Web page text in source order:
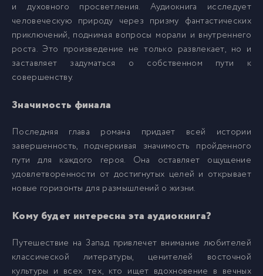
22 22-Глава 18
23 23-Глава 19
25
26 26-Глава 22
29 29-Глава 25
и духовного просветления. Аудиокнига исследует
человеческую природу через призму фантастических
приключений, поднимая вопросы морали и внутреннего
роста. Это произведение не только развлекает, но и
заставляет задуматься о собственном пути к
совершенству.
Значимость финала
Последняя глава романа придает всей истории
завершенность, подчеркивая значимость пройденного
пути для каждого героя. Она оставляет ощущение
удовлетворенности от достигнутых целей и открывает
новые горизонты для размышлений о жизни.
Кому будет интересна эта аудиокнига?
Путешествие на Запад привлечет внимание любителей
классической литературы, ценителей восточной
культуры и всех тех, кто ищет вдохновение в вечных